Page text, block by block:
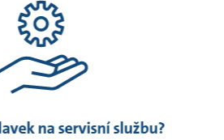
na servisní službu?